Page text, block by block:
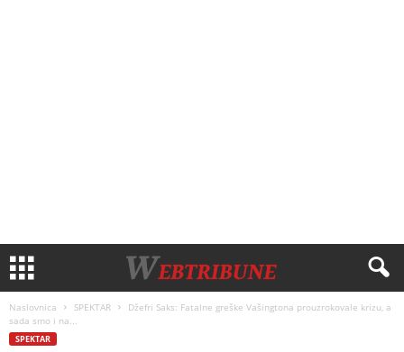
Naslovnica SPEKTAR
Džefri Saks: Fatalne greške Vašingtona prouzrokovale krizu, a
sada smo i na...
SPEKTAR